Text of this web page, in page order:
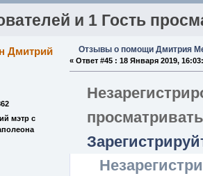
и 1 Гость
Дмитрий
мэтр с
Отзывы о помощи Дмитрия
«Ответ #45 : 18 Января 2019,